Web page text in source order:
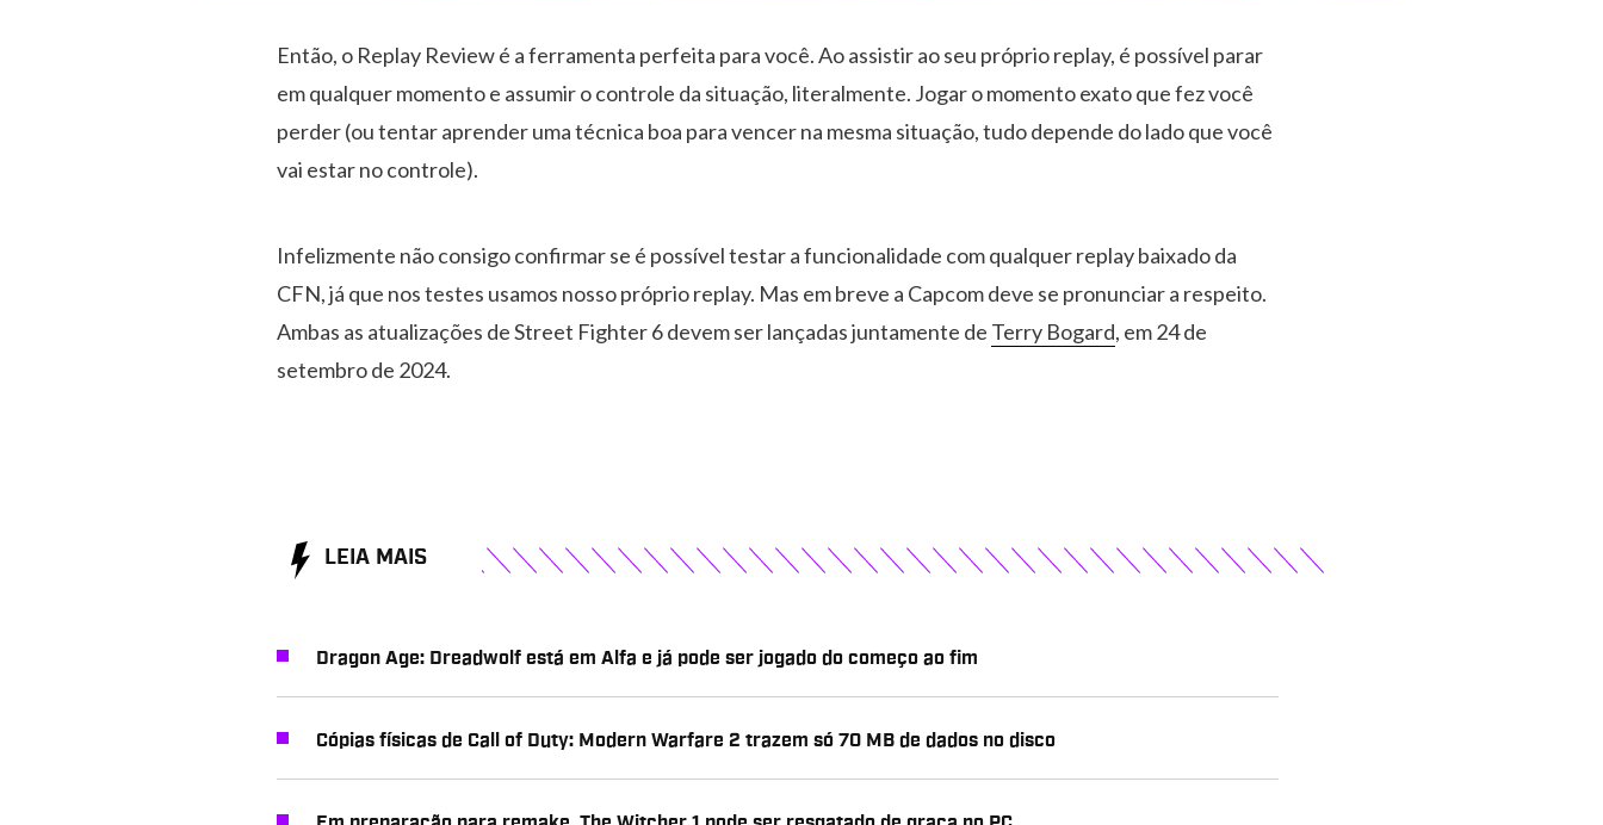
Então, o Replay Review é a ferramenta perfeita para você. Ao assistir ao seu próprio replay, é possível parar
em qualquer momento e assumir o controle da situação, literalmente. Jogar o momento exato que fez você
perder (ou tentar aprender uma técnica boa para vencer na mesma situação, tudo depende do lado que você
vai estar no controle).
Infelizmente não consigo confirmar se é possível testar a funcionalidade com qualquer replay baixado da
CFN, já que nos testes usamos nosso próprio replay. Mas em breve a Capcom deve se pronunciar a respeito.
Ambas as atualizações de Street Fighter 6 devem ser lançadas juntamente de Terry Bogard, em 24 de
setembro de 2024.
LEIA MAIS
Dragon Age: Dreadwolf está em Alfa e já pode ser jogado do começo ao fim
Cópias físicas de Call of Duty: Modern Warfare 2 trazem só 70 MB de dados no disco